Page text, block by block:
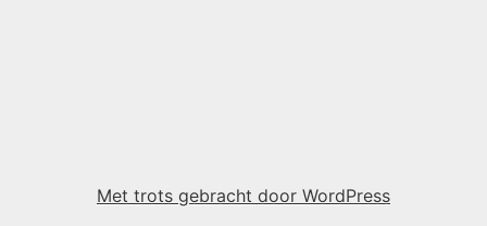
Met trots gebracht door WordPress